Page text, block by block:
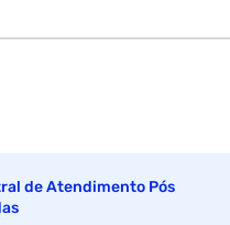
de Atendimento Pós